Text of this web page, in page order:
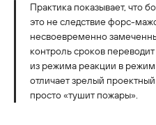
Практика показывает, что
это не следствие форс-
несвоевременно
контроль сроков
из режима реакции в
отличает зрелый
просто «тушит пожары».